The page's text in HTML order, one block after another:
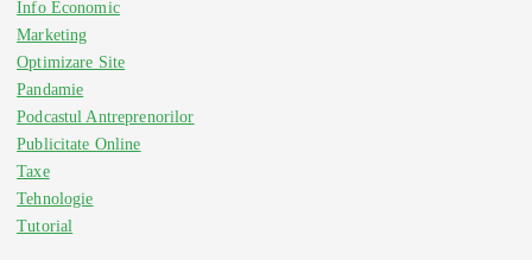
Info Economic
Marketing
Optimizare Site
Pandamie
Podcastul Antreprenorilor
Publicitate Online
Taxe
Tehnologie
Tutorial